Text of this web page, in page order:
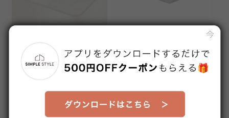
珪藻土バスマット 幅45cm 大
理石調
販売価格
¥1,780
1～3日以内発送予定
フェイスタオル 4枚セット ホ
ワイト
販売価格
1～3日以内発送予定